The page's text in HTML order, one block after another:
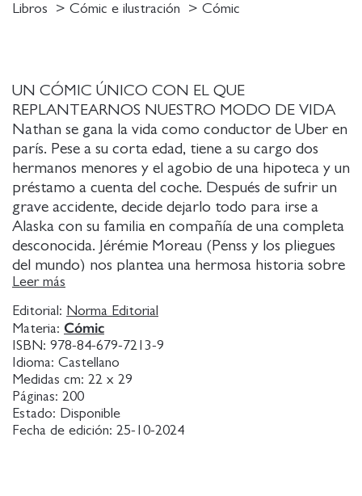
UN CÓMIC ÚNICO CON EL QUE
REPLANTEARNOS NUESTRO MODO DE VIDA
Nathan se gana la vida como conductor de Uber en
parís. Pese a su corta edad, tiene a su cargo dos
hermanos menores y el agobio de una hipoteca y un
préstamo a cuenta del coche. Después de sufrir un
grave accidente, decide dejarlo todo para irse a
Alaska con su familia en compañía de una completa
desconocida. Jérémie Moreau (Penss y los pliegues
del mundo) nos plantea una hermosa historia sobre
la sanación íntima de un grupo de personas heridas
por la rutina y la deshumanización.
Leer más
Editorial: Norma Editorial
Materia: Cómic
ISBN: 978-84-679-7213-9
Idioma: Castellano
Medidas cm: 22 x 29
Páginas: 200
Estado: Disponible
Fecha de edición: 25-10-2024
Libros Cómic e ilustración Cómic